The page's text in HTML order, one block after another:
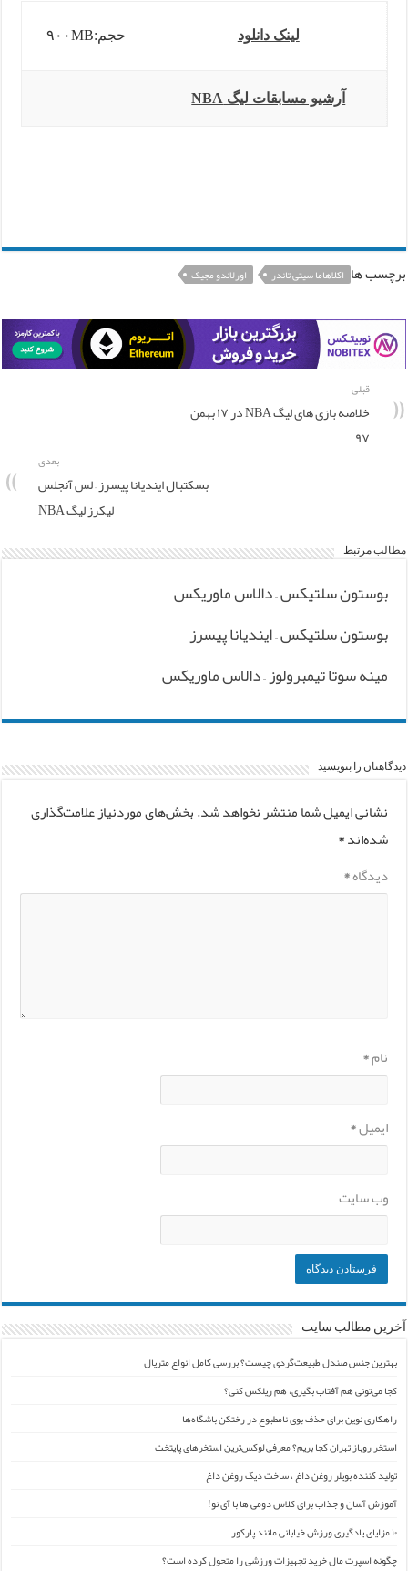
لینک دانلود حجم:۹۰۰MB
آرشیو مسابقات لیگ NBA
برچسب ها اکلاهاما سیتی تاندر اورلاندو مجیک
قبلی
خلاصه بازی های لیگ NBA در ۱۷ بهمن
۹۷
بعدی
بسکتبال ایندیانا پیسرز – لس آنجلس
لیکرز لیگ NBA
مطالب مرتبط
بوستون سلتیکس – دالاس ماوریکس
بوستون سلتیکس – ایندیانا پیسرز
مینه سوتا تیمبرولوز – دالاس ماوریکس
دیدگاهتان را بنویسید
نشانی ایمیل شما منتشر نخواهد شد.بخش‌های موردنیاز علامت‌گذاری
شده‌اند*
دیدگاه*
نام*
ایمیل*
وب‌ سایت
آخرین مطالب سایت
بهترین جنس صندل طبیعت‌گردی چیست؟ بررسی کامل انواع متریال
کجا می‌تونی هم آفتاب بگیری، هم ریلکس کنی؟
راهکاری نوین برای حذف بوی نامطبوع در رختکن باشگاه‌ها
استخر روباز تهران کجا بریم؟ معرفی لوکس‌ترین استخرهای پایتخت
تولید کننده بویلر روغن داغ ، ساخت دیگ روغن داغ
آموزش آسان و جذاب برای کلاس دومی ها با آی نو!
۱۰ مزایای یادگیری ورزش خیابانی مانند پارکور
چگونه اسپرت مال خرید تجهیزات ورزشی را متحول کرده است؟